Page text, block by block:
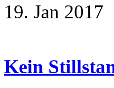
19. Jan 2017
Kein